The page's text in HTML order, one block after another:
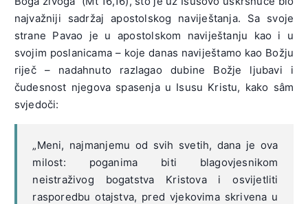
najvažniji sadržaj apostolskog naviještanja. Sa svoje
strane Pavao je u apostolskom naviještanju kao i u
svojim poslanicama – koje danas naviještamo kao Božju
riječ – nadahnuto razlagao dubine Božje ljubavi i
čudesnost njegova spasenja u Isusu Kristu, kako sâm
svjedoči:
„Meni, najmanjemu od svih svetih, dana je ova
milost: poganima biti blagovjesnikom
neistraživog bogatstva Kristova i osvijetliti
rasporedbu otajstva, pred vjekovima skrivena u